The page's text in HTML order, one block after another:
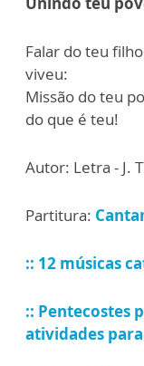
Falar do teu
viveu:
Missão do teu
do que é teu!
Autor: Letra - J.
Partitura:
:: 12 músicas
:: Pentecostes
atividades